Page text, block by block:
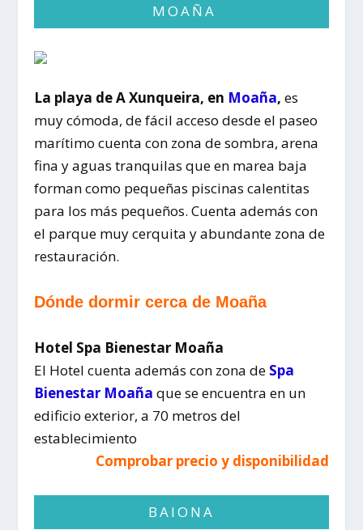
MOAÑA
La playa de A Xunqueira, en Moaña,es
muy cómoda, de fácil acceso desde el paseo
marítimo cuenta con zona de sombra, arena
fina y aguas tranquilas que en marea baja
forman como pequeñas piscinas calentitas
para los más pequeños. Cuenta además con
el parque muy cerquita y abundante zona de
restauración.
Dónde dormir cerca de Moaña
Hotel Spa Bienestar Moaña
El Hotel cuenta además con zona de Spa
Bienestar Moaña que se encuentra en un
edificio exterior, a 70 metros del
establecimiento
Comprobar precio y disponibilidad
BAIONA